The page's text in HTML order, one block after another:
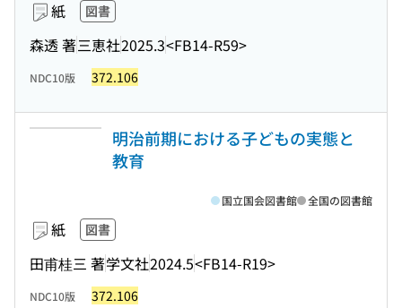
紙 図書
森透 著三恵社2025.3<FB14-R59>
NDC10版 372.106
明治前期における子どもの実態と
教育
紙 図書
田甫桂三 著学文社2024.5<FB14-R19>
国立国会図書館 全国の図書館
NDC10版 372.106